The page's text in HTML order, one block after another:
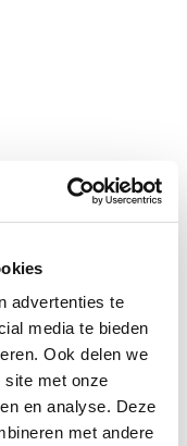
advertenties te
media te bieden
Ook delen we
site met onze
en analyse. Deze
met andere